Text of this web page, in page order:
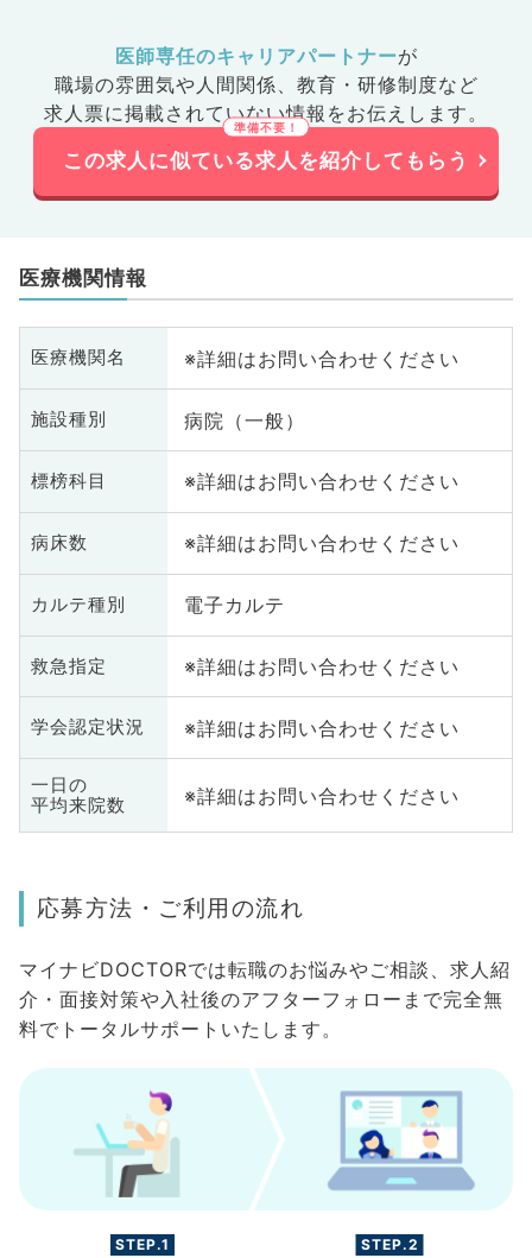
医師専任のキャリアパートナーが
職場の雰囲気や人間関係、 教育・研修制度など
求人票に掲載されていない情報をお伝えします。
この求人に似ている求人を紹介してもらう
医療機関情報
医療機関名 ※詳細はお問い合わせください
施設種別 病院（一般）
標榜科目 ※詳細はお問い合わせください
病床数 ※詳細はお問い合わせください
カルテ種別 電子カルテ
救急指定 ※詳細はお問い合わせください
学会認定状況 ※詳細はお問い合わせください
一日の
平均来院数
※詳細はお問い合わせください
応募方法・ご利用の流れ
マイナビDOCTORでは転職のお悩みやご相談、求人紹
介・面接対策や入社後のアフターフォローまで完全無
料でトータルサポートいたします。
STEP.1 STEP.2